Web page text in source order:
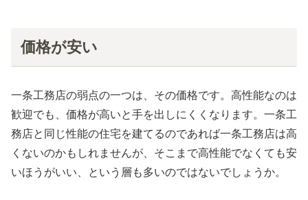
価格が安い
一条工務店の弱点の一つは、その価格です。高性能なのは
歓迎でも、価格が高いと手を出しにくくなります。一条工
務店と同じ性能の住宅を建てるのであれば一条工務店は高
くないのかもしれませんが、そこまで高性能でなくても安
いほうがいい、という層も多いのではないでしょうか。